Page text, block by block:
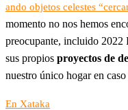
ando objetos celestes
momento no nos hemos
preocupante, incluido 2022
sus propios proyectos de
nuestro único hogar en caso
En Xataka